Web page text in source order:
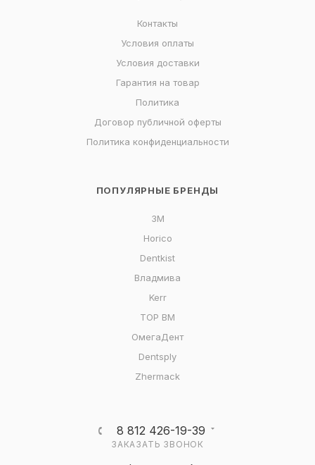
Контакты
Условия оплаты
Условия доставки
Гарантия на товар
Политика
Договор публичной оферты
Политика конфиденциальности
ПОПУЛЯРНЫЕ БРЕНДЫ
3M
Horico
Dentkist
Владмива
Kerr
ТОР ВМ
ОмегаДент
Dentsply
Zhermack
8 812 426-19-39
ЗАКАЗАТЬ ЗВОНОК